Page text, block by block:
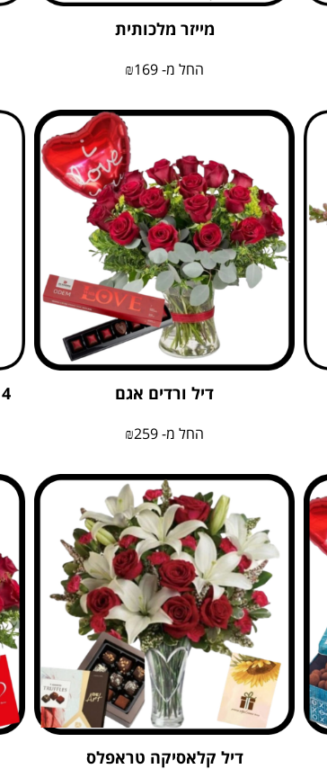
מייזר מלכותית
החל מ- ₪169
דיל ורדים אגם
החל מ- ₪259
4 קומות מגדל קינדר מפנק אהבה
דיל קלאסיקה טראפלס